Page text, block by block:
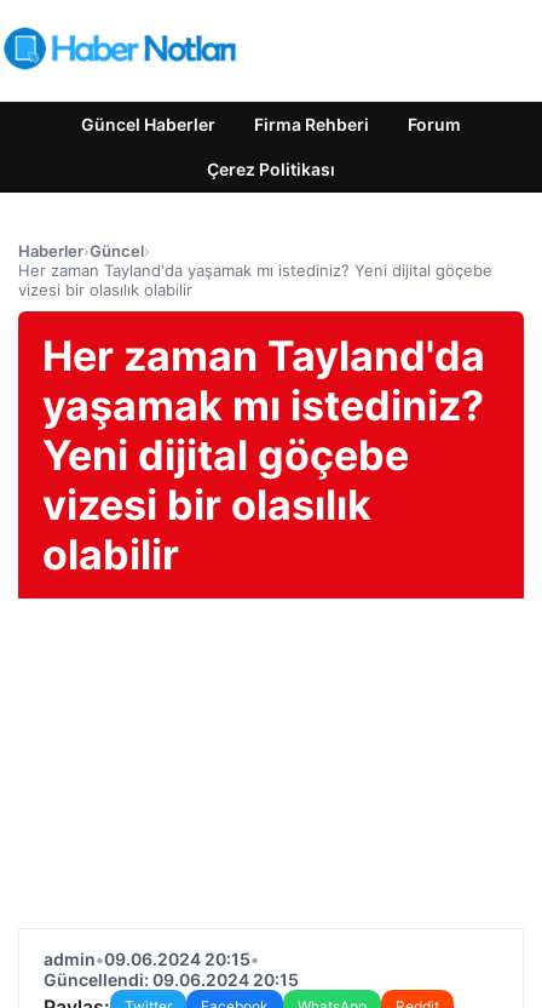
Güncel Haberler Firma Rehberi Forum
Çerez Politikası
Haberler›Güncel›
Her zaman Tayland'da yaşamak mı istediniz? Yeni dijital göçebe
vizesi bir olasılık olabilir
Her zaman Tayland'da
yaşamak mı istediniz?
Yeni dijital göçebe
vizesi bir olasılık
olabilir
admin•09.06.2024 20:15•
Güncellendi: 09.06.2024 20:15